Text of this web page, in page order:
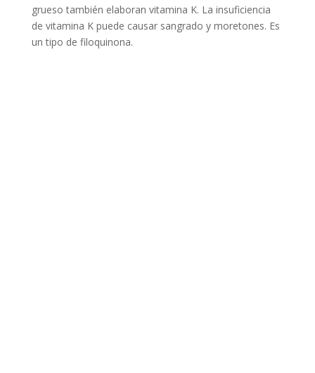
grueso también elaboran vitamina K. La insuficiencia
de vitamina K puede causar sangrado y moretones. Es
un tipo de filoquinona.